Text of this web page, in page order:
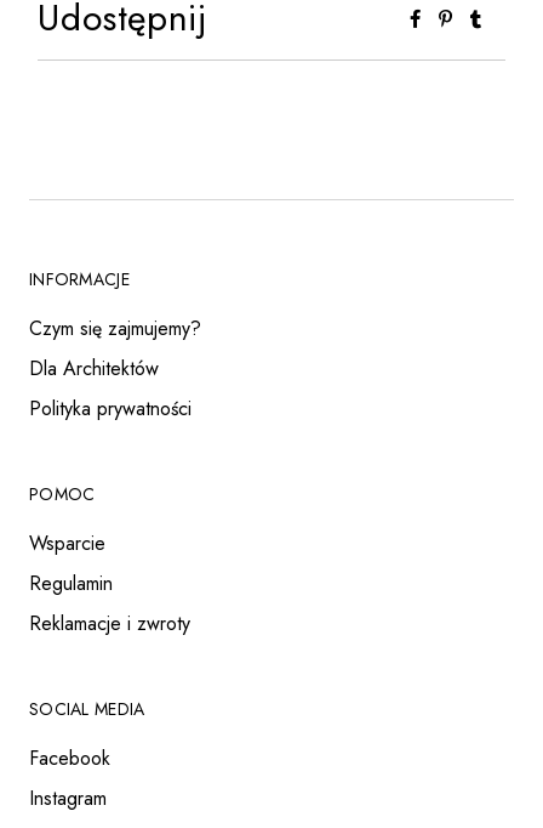
Udostępnij
INFORMACJE
Czym się zajmujemy?
Dla Architektów
Polityka prywatności
POMOC
Wsparcie
Regulamin
Reklamacje i zwroty
SOCIAL MEDIA
Facebook
Instagram